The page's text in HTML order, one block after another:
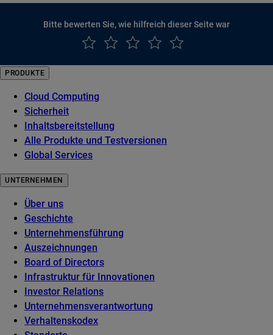
Bitte bewerten Sie, wie hilfreich dieser Seite war
PRODUKTE
Cloud Computing
Sicherheit
Inhaltsbereitstellung
Alle Produkte und Testversionen
Global Services
UNTERNEHMEN
Über uns
Geschichte
Unternehmensführung
Auszeichnungen
Board of Directors
Infrastruktur für Innovationen
Investor Relations
Unternehmensverantwortung
Verhaltenskodex